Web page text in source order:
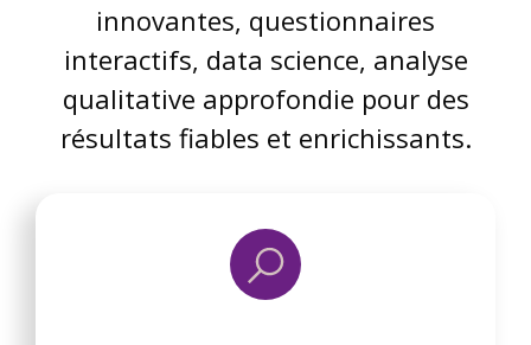
innovantes, questionnaires
interactifs, data science, analyse
qualitative approfondie pour des
résultats fiables et enrichissants.